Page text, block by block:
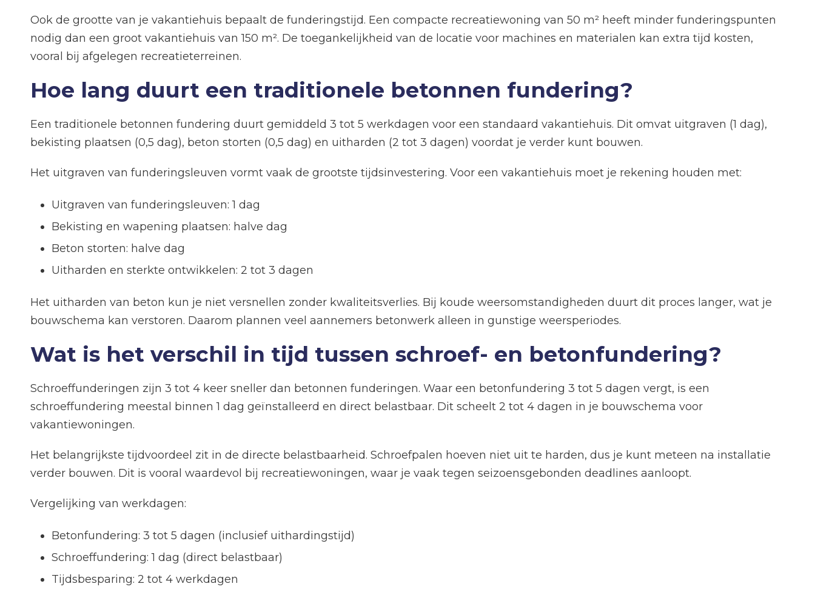
Ook de grootte van je vakantiehuis bepaalt de funderingstijd. Een compacte recreatiewoning van 50 m² heeft minder funderingspunten
nodig dan een groot vakantiehuis van 150 m². De toegankelijkheid van de locatie voor machines en materialen kan extra tijd kosten,
vooral bij afgelegen recreatieterreinen.
Hoe lang duurt een traditionele betonnen fundering?
Een traditionele betonnen fundering duurt gemiddeld 3 tot 5 werkdagen voor een standaard vakantiehuis. Dit omvat uitgraven (1 dag),
bekisting plaatsen (0,5 dag), beton storten (0,5 dag) en uitharden (2 tot 3 dagen) voordat je verder kunt bouwen.
Het uitgraven van funderingsleuven vormt vaak de grootste tijdsinvestering. Voor een vakantiehuis moet je rekening houden met:
Uitgraven van funderingsleuven: 1 dag
Bekisting en wapening plaatsen: halve dag
Beton storten: halve dag
Uitharden en sterkte ontwikkelen: 2 tot 3 dagen
Het uitharden van beton kun je niet versnellen zonder kwaliteitsverlies. Bij koude weersomstandigheden duurt dit proces langer, wat je
bouwschema kan verstoren. Daarom plannen veel aannemers betonwerk alleen in gunstige weersperiodes.
Wat is het verschil in tijd tussen schroef- en betonfundering?
Schroeffunderingen zijn 3 tot 4 keer sneller dan betonnen funderingen. Waar een betonfundering 3 tot 5 dagen vergt, is een
schroeffundering meestal binnen 1 dag geïnstalleerd en direct belastbaar. Dit scheelt 2 tot 4 dagen in je bouwschema voor
vakantiewoningen.
Het belangrijkste tijdvoordeel zit in de directe belastbaarheid. Schroefpalen hoeven niet uit te harden, dus je kunt meteen na installatie
verder bouwen. Dit is vooral waardevol bij recreatiewoningen, waar je vaak tegen seizoensgebonden deadlines aanloopt.
Vergelijking van werkdagen:
Betonfundering: 3 tot 5 dagen (inclusief uithardingstijd)
Schroeffundering: 1 dag (direct belastbaar)
Tijdsbesparing: 2 tot 4 werkdagen